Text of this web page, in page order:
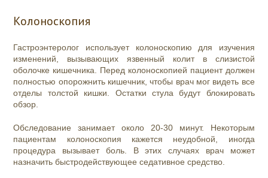
Колоноскопия
Гастроэнтеролог использует колоноскопию для изучения
изменений, вызывающих язвенный колит в слизистой
оболочке кишечника. Перед колоноскопией пациент должен
полностью опорожнить кишечник, чтобы врач мог видеть все
отделы толстой кишки. Остатки стула будут блокировать
обзор.
Обследование занимает около 20-30 минут. Некоторым
пациентам колоноскопия кажется неудобной, иногда
процедура вызывает боль. В этих случаях врач может
назначить быстродействующее седативное средство.